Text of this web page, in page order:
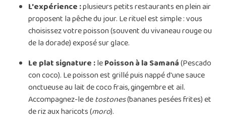
L'expérience :plusieurs petits restaurants en plein air
proposent la pêche du jour. Le rituel est simple : vous
choisissez votre poisson (souvent du vivaneau rouge ou
de la dorade) exposé sur glace.
Le plat signature :lePoisson à la Samaná(Pescado
con coco). Le poisson est grillé puis nappé d'une sauce
onctueuse au lait de coco frais, gingembre et ail.
Accompagnez-le detostones(bananes pesées frites) et
de riz aux haricots (moro).